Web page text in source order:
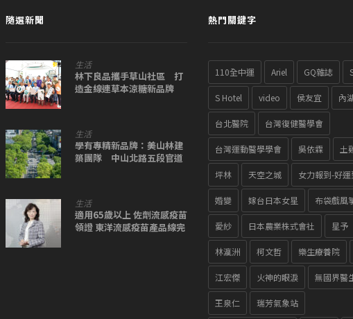
隨選新聞
生活
林下良品攜手草山社區 打
造金線連草本涼糖新品牌
生活
學有專精新品牌：美山林建
築團隊 中山北路五段官道
生活
適用65歲以上 佐劑流感疫苗
領證 東洋流感疫苗產品線完
熱門關鍵字
110全中運 Ariel GQ雜誌
S Hotel video 侯友宜 內
台北醫院 台灣復健醫學會
台灣運動醫學學會 吳依霖 土
坪林 天空之城 女力報到-好運
婚變 嫁台日本女星 布袋戲風
愛紗 日本農業株式會社 星予
林瀛洲 柯文哲 樂生療養院
江宏傑 火神的眼淚 無國界醫
王泉仁 瑞芳氣象站